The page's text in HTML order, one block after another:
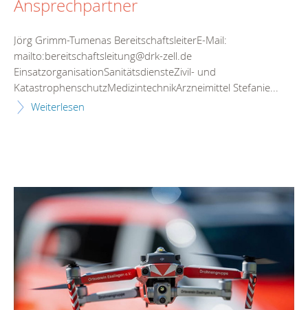
Ansprechpartner
Jörg Grimm-Tumenas BereitschaftsleiterE-Mail:
mailto:bereitschaftsleitung@drk-zell.de
EinsatzorganisationSanitätsdiensteZivil- und
KatastrophenschutzMedizintechnikArzneimittel Stefanie...
Weiterlesen